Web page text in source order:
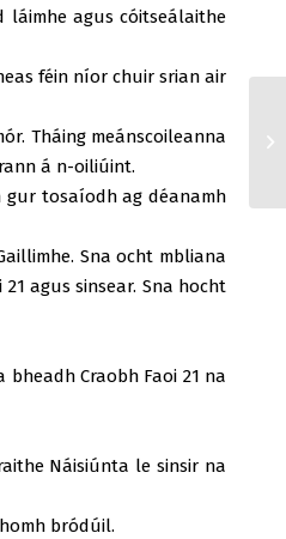
láimhe agus cóitseálaithe
féin níor chuir srian air
Tháing meánscoileanna
á n-oiliúint.
gur tosaíodh ag déanamh
Sna ocht mbliana
agus sinsear. Sna hocht
Craobh Faoi 21 na
Náisiúnta le sinsir na
bródúil.